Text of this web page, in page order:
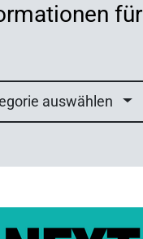
für
auswählen